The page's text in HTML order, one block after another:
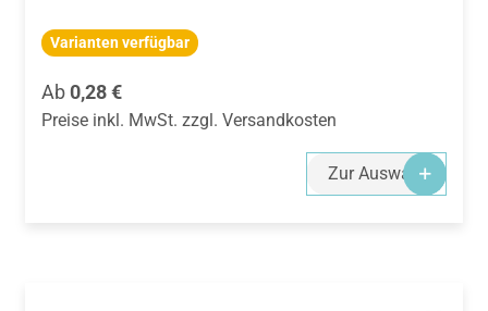
Varianten verfügbar
Regulärer Preis:
Ab0,28 €
Preise inkl. MwSt. zzgl. Versandkosten
Zur Auswahl